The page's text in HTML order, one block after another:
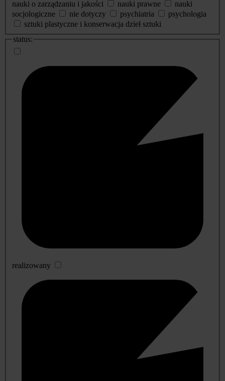
nauki o zarządzaniu i jakości
nauki prawne
nauki
socjologiczne
nie dotyczy psychiatria
psychologia
sztuki plastyczne i konserwacja dzieł sztuki
status:
realizowany